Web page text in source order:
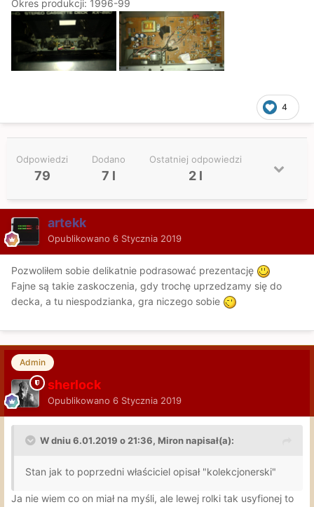
Okres produkcji: 1996-99
4
Odpowiedzi
79
Dodano
7 l
Ostatniej odpowiedzi
2 l
artekk
Opublikowano 6 Stycznia 2019
Pozwoliłem sobie delikatnie podrasować prezentację
Fajne są takie zaskoczenia, gdy trochę uprzedzamy się do
decka, a tu niespodzianka, gra niczego sobie
Admin
sherlock
Opublikowano 6 Stycznia 2019
W dniu 6.01.2019 o 21:36, Miron napisał(a):
Stan jak to poprzedni właściciel opisał "kolekcjonerski"
Ja nie wiem co on miał na myśli, ale lewej rolki tak usyfionej to